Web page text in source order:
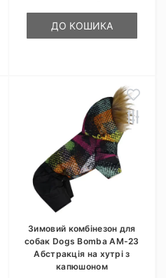
ДО КОШИКА
Зимовий комбінезон для
собак Dogs Bomba AM-23
Абстракція на хутрі з
капюшоном